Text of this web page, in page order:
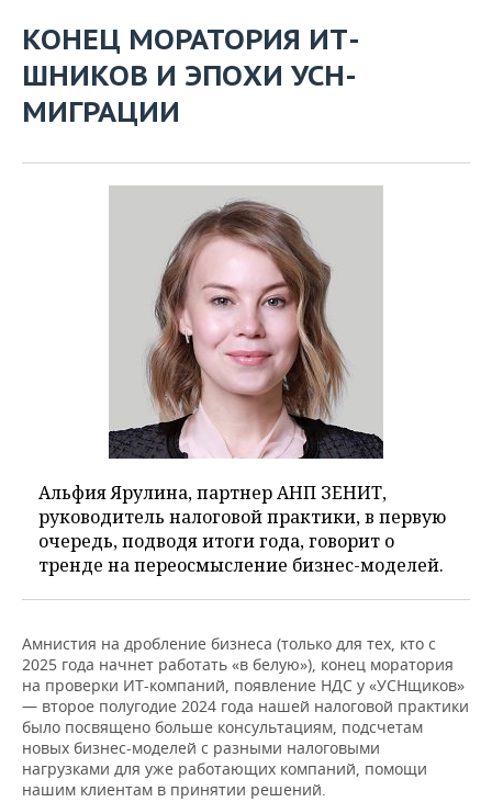
КОНЕЦ МОРАТОРИЯ ИТ-
ШНИКОВ И ЭПОХИ УСН-
МИГРАЦИИ
Альфия Ярулина, партнер АНП ЗЕНИТ,
руководитель налоговой практики, в первую
очередь, подводя итоги года, говорит о
тренде на переосмысление бизнес-моделей.
Амнистия на дробление бизнеса (только для тех, кто с
2025 года начнет работать «в белую»), конец моратория
на проверки ИТ-компаний, появление НДС у «УСНщиков»
— второе полугодие 2024 года нашей налоговой практики
было посвящено больше консультациям, подсчетам
новых бизнес-моделей с разными налоговыми
нагрузками для уже работающих компаний, помощи
нашим клиентам в принятии решений.